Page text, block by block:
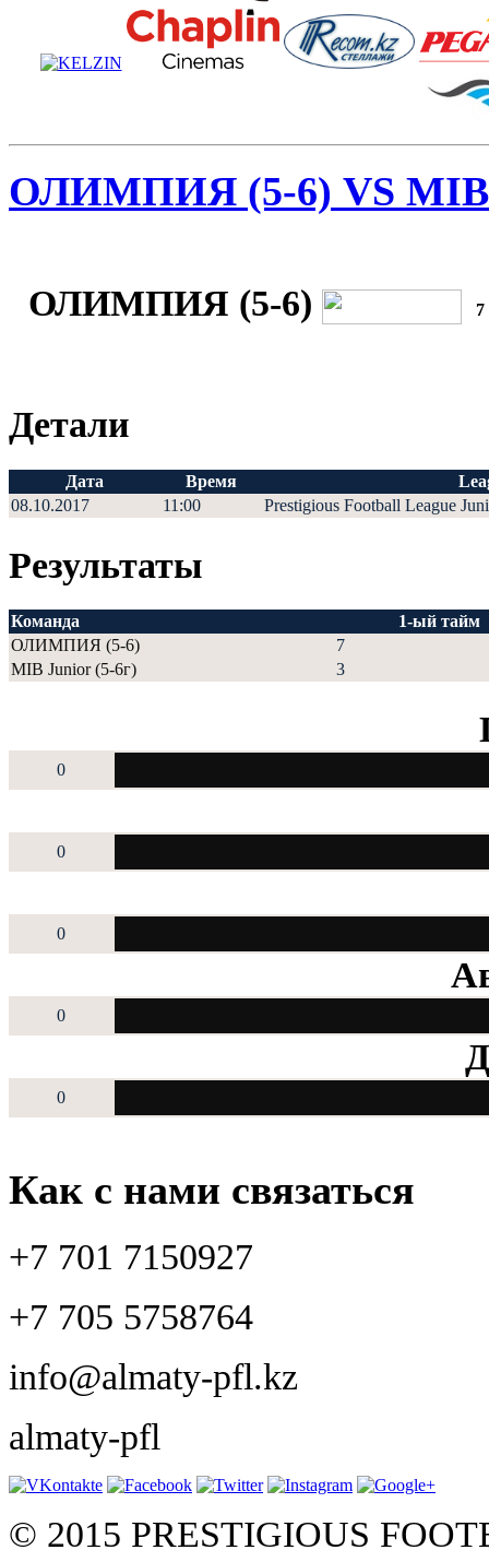
ОЛИМПИЯ (5-6) VS MIB
ОЛИМПИЯ (5-6) 7
Детали
Дата Время
08.10.2017
11:00 Prestigious Football League
Результаты
Команда
1-ый тайм
ОЛИМПИЯ (5-6)
7
MIB Junior (5-6г)
3
0
0
0
0
0
Как с нами связаться
+7 701 7150927
+7 705 5758764
info@almaty-pfl.kz
almaty-pfl
© 2015 PRESTIGIOUS